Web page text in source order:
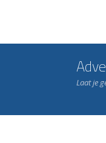
Laat je